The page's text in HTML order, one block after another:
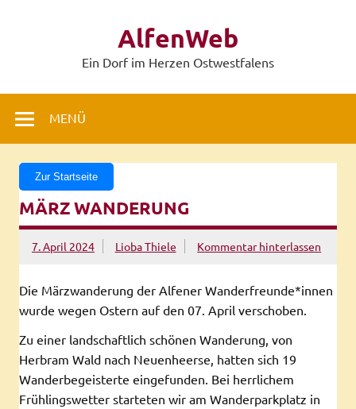
AlfenWeb
Ein Dorf im Herzen Ostwestfalens
MENÜ
Zur Startseite
MÄRZ WANDERUNG
7. April 2024 Lioba Thiele Kommentar hinterlassen
Die Märzwanderung der Alfener Wanderfreunde*innen
wurde wegen Ostern auf den 07. April verschoben.
Zu einer landschaftlich schönen Wanderung, von
Herbram Wald nach Neuenheerse, hatten sich 19
Wanderbegeisterte eingefunden. Bei herrlichem
Frühlingswetter starteten wir am Wanderparkplatz in